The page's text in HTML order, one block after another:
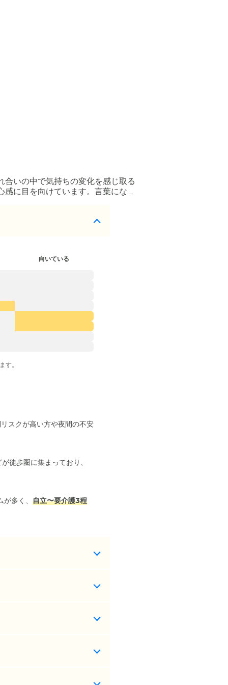
いの中で気持ちの変化を感じ取る
に目を向けています。言葉になら
向いている
す。
スクが高い方や夜間の不安
徒歩圏に集まっており、
多く、 自立〜要介護3程